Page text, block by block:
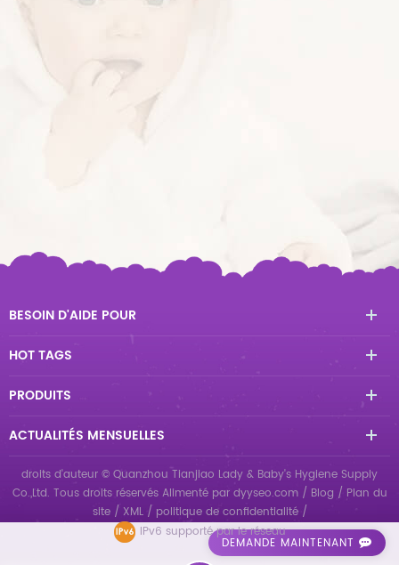
DEMANDE MAINTENANT
BESOIN D'AIDE POUR
HOT TAGS
PRODUITS
ACTUALITÉS MENSUELLES
droits d'auteur © Quanzhou Tianjiao Lady & Baby's Hygiene Supply
Co.,Ltd. Tous droits réservés Alimenté par dyyseo.com / Blog / Plan du
site/ XML/ politique de confidentialité/
IPv6 supporté par le réseau